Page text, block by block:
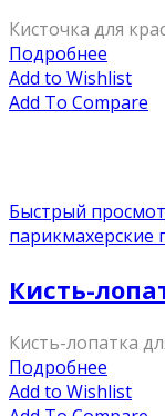
Кисточка для
Подробнее
Add to Wishlist
Add To Compare
Быстрый
парикмахерские
Кисть-
Кисть-лопатка
Подробнее
Add to Wishlist